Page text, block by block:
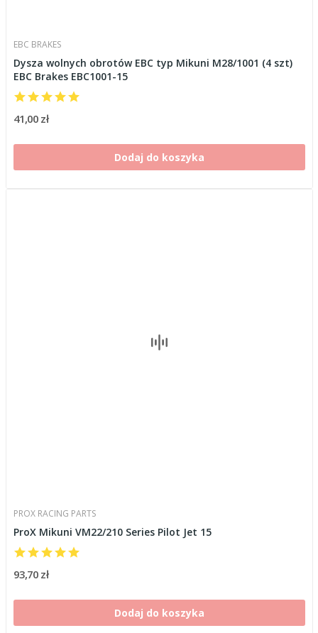
EBC BRAKES
Dysza wolnych obrotów EBC typ Mikuni M28/1001 (4 szt)
EBC Brakes EBC1001-15
41,00 zł
Dodaj do koszyka
PROX RACING PARTS
ProX Mikuni VM22/210 Series Pilot Jet 15
93,70 zł
Dodaj do koszyka